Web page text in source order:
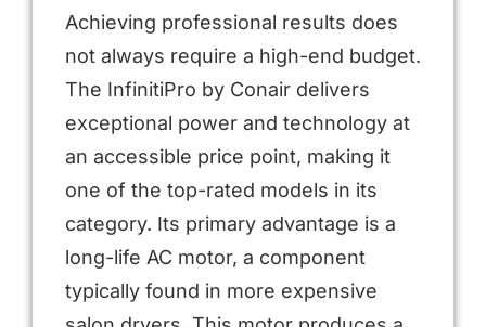
Achieving professional results does
not always require a high-end budget.
The InfinitiPro by Conair delivers
exceptional power and technology at
an accessible price point, making it
one of the top-rated models in its
category. Its primary advantage is a
long-life AC motor, a component
typically found in more expensive